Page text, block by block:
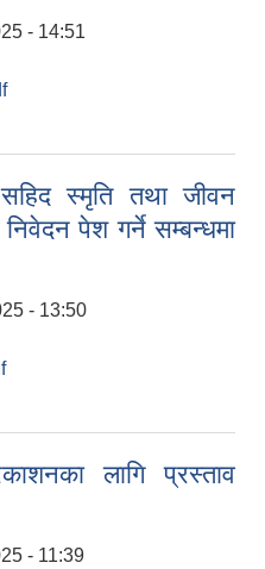
- 14:51
स्मृति तथा जीवन
निवेदन पेश गर्ने सम्बन्धमा
- 13:50
लागि प्रस्ताव
- 11:39